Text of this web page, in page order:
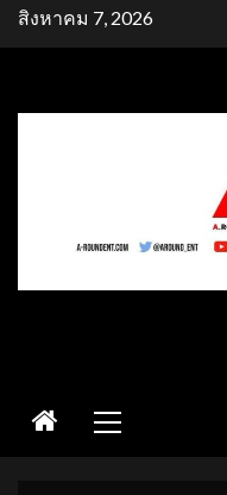
Skipสิงหาคม 7, 2026
Menu